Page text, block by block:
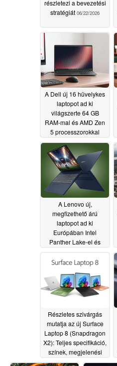
részletezi a bevezetési
stratégiát 06/22/2026
A Dell új 16 hüvelykes
laptopot ad ki
világszerte 64 GB
RAM-mal és AMD Zen
5 processzorokkal
06/05/2026
A Lenovo új,
megfizethető árú
laptopot ad ki
Európában Intel
Panther Lake-el és
akkumulátor-
Részletes szivárgás
mutatja az új Surface
Laptop 8 (Snapdragon
X2): Teljes specifikáció,
színek, megjelenési
dátum06/04/2026